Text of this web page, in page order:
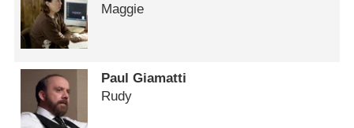
Maggie
Paul Giamatti
Rudy